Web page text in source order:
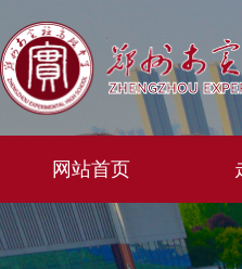
网站首页